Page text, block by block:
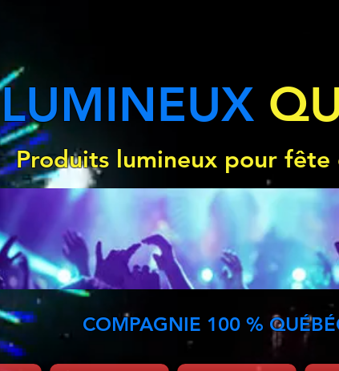
LUMINEUX
Produits lumineux pour
COMPAGNIE 100 %